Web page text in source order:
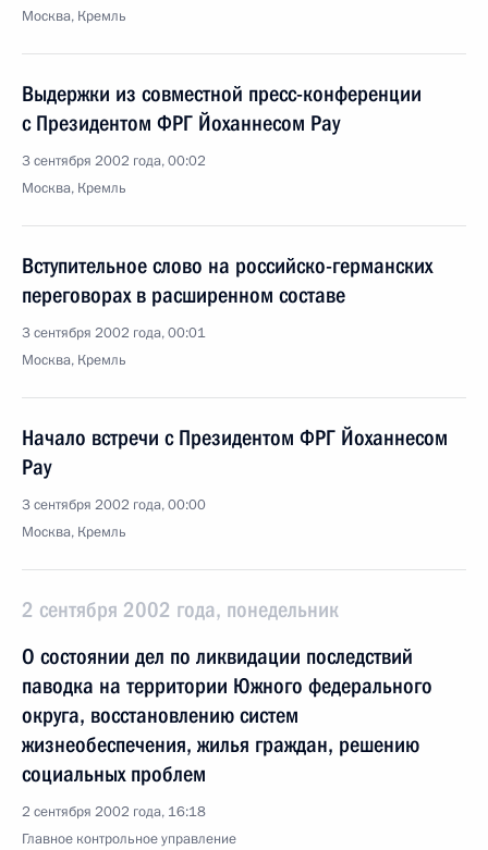
Москва, Кремль
Выдержки из совместной пресс-конференции
с Президентом ФРГ Йоханнесом Рау
3 сентября 2002 года, 00:02
Москва, Кремль
Вступительное слово на российско-германских
переговорах в расширенном составе
3 сентября 2002 года, 00:01
Москва, Кремль
Начало встречи с Президентом ФРГ Йоханнесом
Рау
3 сентября 2002 года, 00:00
Москва, Кремль
2 сентября 2002 года, понедельник
О состоянии дел по ликвидации последствий
паводка на территории Южного федерального
округа, восстановлению систем
жизнеобеспечения, жилья граждан, решению
социальных проблем
2 сентября 2002 года, 16:18
Главное контрольное управление